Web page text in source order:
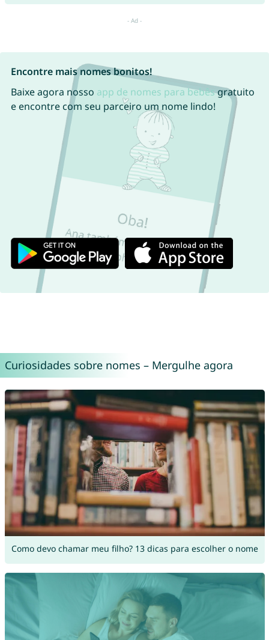
Encontre mais nomes bonitos!
Baixe agora nosso app de nomes para bebêsgratuito
e encontre com seu parceiro um nome lindo!
Curiosidades sobre nomes – Mergulhe agora
Como devo chamar meu filho? 13 dicas para escolher o nome